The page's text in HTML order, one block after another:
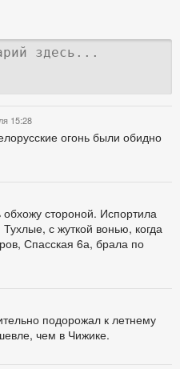
15:28
огонь были обидно
стороной. Испортила
с жуткой вонью, когда
Спасская 6а, брала по
подорожал к летнему
чем в Чижике.